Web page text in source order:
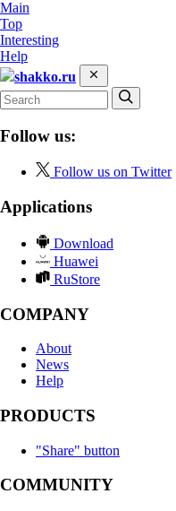
Main
Top
Interesting
Help
shakko.ru
Follow us:
Follow us on Twitter
Applications
Download
Huawei
RuStore
COMPANY
About
News
Help
PRODUCTS
"Share" button
COMMUNITY